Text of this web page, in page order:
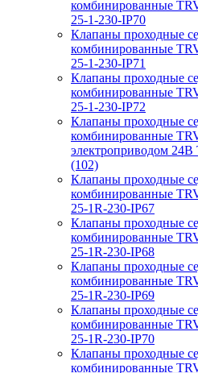
комбинированные
25-1-230-IP70
Клапаны проходные
комбинированные
25-1-230-IP71
Клапаны проходные
комбинированные
25-1-230-IP72
Клапаны проходные
комбинированные
электроприводом
(102)
Клапаны проходные
комбинированные
25-1R-230-IP67
Клапаны проходные
комбинированные
25-1R-230-IP68
Клапаны проходные
комбинированные
25-1R-230-IP69
Клапаны проходные
комбинированные
25-1R-230-IP70
Клапаны проходные
комбинированные